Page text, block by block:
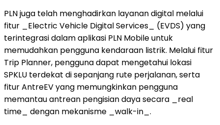
PLN juga telah menghadirkan layanan digital melalui
fitur _Electric Vehicle Digital Services_ (EVDS) yang
terintegrasi dalam aplikasi PLN Mobile untuk
memudahkan pengguna kendaraan listrik. Melalui fitur
Trip Planner, pengguna dapat mengetahui lokasi
SPKLU terdekat di sepanjang rute perjalanan, serta
fitur AntreEV yang memungkinkan pengguna
memantau antrean pengisian daya secara _real
time_ dengan mekanisme _walk-in_.